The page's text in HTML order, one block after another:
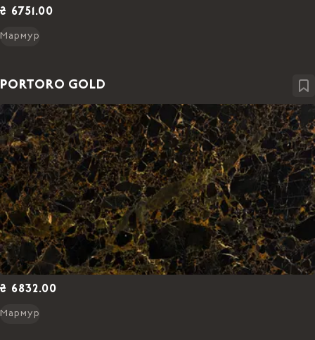
₴ 6751.00
Мармур
PORTORO GOLD
₴ 6832.00
Мармур